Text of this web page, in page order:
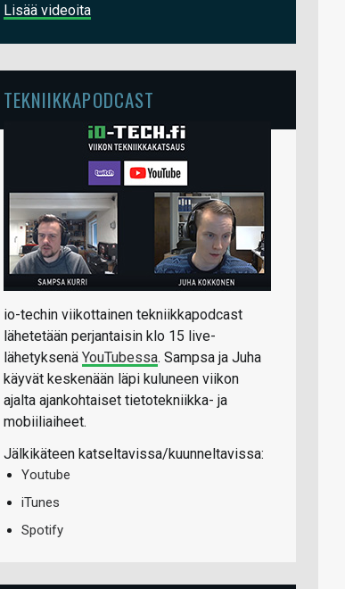
Lisää videoita
TEKNIIKKAPODCAST
io-techin viikottainen tekniikkapodcast
lähetetään perjantaisin klo 15 live-
lähetyksenä YouTubessa. Sampsa ja Juha
käyvät keskenään läpi kuluneen viikon
ajalta ajankohtaiset tietotekniikka- ja
mobiiliaiheet.
Jälkikäteen katseltavissa/kuunneltavissa:
Youtube
iTunes
Spotify